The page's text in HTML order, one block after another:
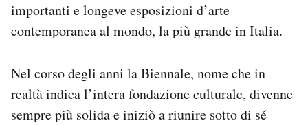
importanti e longeve esposizioni d’arte
contemporanea al mondo, la più grande in Italia.
Nel corso degli anni la Biennale, nome che in
realtà indica l’intera fondazione culturale, divenne
sempre più solida e iniziò a riunire sotto di sé